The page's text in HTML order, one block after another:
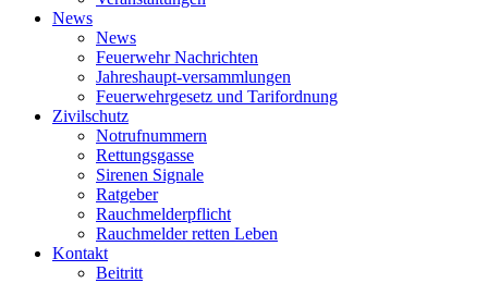
News
News
Feuerwehr Nachrichten
Jahreshaupt-versammlungen
Feuerwehrgesetz und Tarifordnung
Zivilschutz
Notrufnummern
Rettungsgasse
Sirenen Signale
Ratgeber
Rauchmelderpflicht
Rauchmelder retten Leben
Kontakt
Beitritt